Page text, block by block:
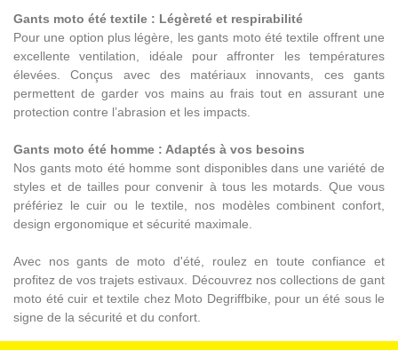
Gants moto été textile : Légèreté et respirabilité
Pour une option plus légère, les gants moto été textile offrent une
excellente ventilation, idéale pour affronter les températures
élevées. Conçus avec des matériaux innovants, ces gants
permettent de garder vos mains au frais tout en assurant une
protection contre l’abrasion et les impacts.
Gants moto été homme : Adaptés à vos besoins
Nos gants moto été homme sont disponibles dans une variété de
styles et de tailles pour convenir à tous les motards. Que vous
préfériez le cuir ou le textile, nos modèles combinent confort,
design ergonomique et sécurité maximale.
Avec nos gants de moto d'été, roulez en toute confiance et
profitez de vos trajets estivaux. Découvrez nos collections de gant
moto été cuir et textile chez Moto Degriffbike, pour un été sous le
signe de la sécurité et du confort.